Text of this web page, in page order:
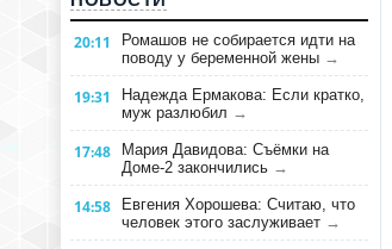
20:11
Ромашов не собирается идти на
поводу у беременной жены →
19:31
Надежда Ермакова: Если кратко,
муж разлюбил →
17:48
Мария Давидова: Съёмки на
Доме-2 закончились →
14:58
Евгения Хорошева: Считаю, что
человек этого заслуживает →